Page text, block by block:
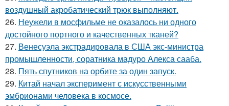
воздушный акробатический трюк выполняют.
26. Неужели в мосфильме не оказалось ни одного
достойного портного и качественных тканей?
27. Венесуэла экстрадировала в США экс-министра
промышленности, соратника мадуро Алекса сааба.
28. Пять спутников на орбите за один запуск.
29. Китай начал эксперимент с искусственными
эмбрионами человека в космосе.